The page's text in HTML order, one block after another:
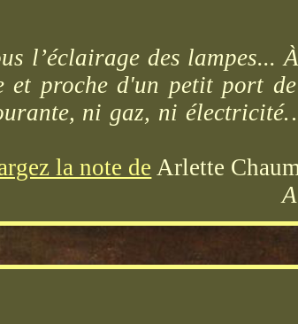
l’éclairage des lampes...
proche d'un petit port de
ni gaz, ni
la note de Arlette